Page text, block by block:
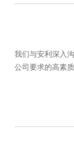
我们与安利深入
公司要求的高素